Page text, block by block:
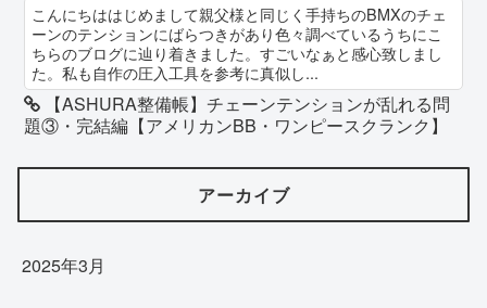
こんにちははじめまして親父様と同じく手持ちのBMXのチェ
ーンのテンションにばらつきがあり色々調べているうちにこ
ちらのブログに辿り着きました。すごいなぁと感心致しまし
た。私も自作の圧入工具を参考に真似し...
【ASHURA整備帳】チェーンテンションが乱れる問
題③・完結編【アメリカンBB・ワンピースクランク】
アーカイブ
2025年3月